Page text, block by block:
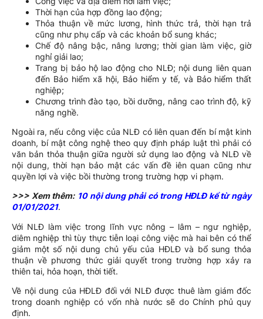
Thời hạn của hợp đồng lao động;
Thỏa thuận về mức lương, hình thức trả, thời hạn trả
cũng như phụ cấp và các khoản bổ sung khác;
Chế độ nâng bậc, nâng lương; thời gian làm việc, giờ
nghỉ giải lao;
Trang bị bảo hộ lao động cho NLĐ; nội dung liên quan
đến Bảo hiểm xã hội, Bảo hiểm y tế, và Bảo hiểm thất
nghiệp;
Chương trình đào tạo, bồi dưỡng, nâng cao trình độ, kỹ
năng nghề.
Ngoài ra, nếu công việc của NLĐ có liên quan đến bí mật kinh
doanh, bí mật công nghệ theo quy định pháp luật thì phải có
văn bản thỏa thuận giữa người sử dụng lao động và NLĐ về
nội dung, thời hạn bảo mật các vấn đề iên quan cũng như
quyền lợi và việc bồi thường trong trường hợp vi phạm.
>>> Xem thêm: 10 nội dung phải có trong HĐLĐ kể từ ngày
01/01/2021.
Với NLĐ làm việc trong lĩnh vực nông – lâm – ngư nghiệp,
diêm nghiệp thì tùy thực tiễn loại công việc mà hai bên có thể
giảm một số nội dung chủ yếu của HĐLĐ và bổ sung thỏa
thuận về phương thức giải quyết trong trường hợp xảy ra
thiên tai, hỏa hoạn, thời tiết.
Về nội dung của HĐLĐ đối với NLĐ được thuê làm giám đốc
trong doanh nghiệp có vốn nhà nước sẽ do Chính phủ quy
định.